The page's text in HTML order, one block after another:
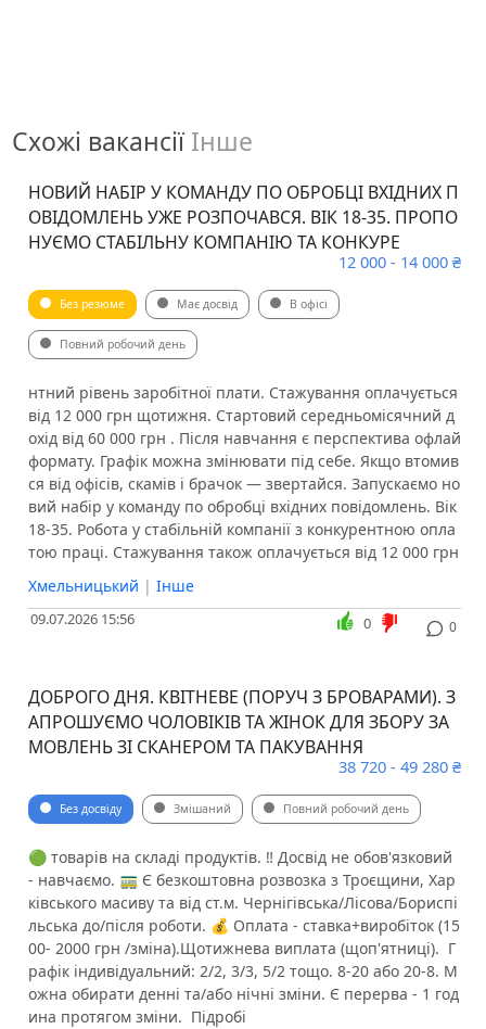
Схожі вакансії Інше
НОВИЙ НАБІР У КОМАНДУ ПО ОБРОБЦІ ВХІДНИХ П
ОВІДОМЛЕНЬ УЖЕ РОЗПОЧАВСЯ. ВІК 18-35. ПРОПО
НУЄМО СТАБІЛЬНУ КОМПАНІЮ ТА КОНКУРЕ
12 000 - 14 000 ₴
Без резюме Має досвід В офісі
Повний робочий день
нтний рівень заробітної плати. Стажування оплачується
від 12 000 грн щотижня. Стартовий середньомісячний д
охід від 60 000 грн . Після навчання є перспектива офлай
формату. Графік можна змінювати під себе. Якщо втомив
ся від офісів, скамів і брачок — звертайся. Запускаємо но
вий набір у команду по обробці вхідних повідомлень. Вік
18-35. Робота у стабільній компанії з конкурентною опла
тою праці. Стажування також оплачується від 12 000 грн
Хмельницький | Інше
09.07.2026 15:56 0
0
ДОБРОГО ДНЯ. КВІТНЕВЕ (ПОРУЧ З БРОВАРАМИ). З
АПРОШУЄМО ЧОЛОВІКІВ ТА ЖІНОК ДЛЯ ЗБОРУ ЗА
МОВЛЕНЬ ЗІ СКАНЕРОМ ТА ПАКУВАННЯ
38 720 - 49 280 ₴
Без досвіду Змішаний Повний робочий день
🟢 товарів на складі продуктів. ‼️ Досвід не обов'язковий
- навчаємо. 🚃 Є безкоштовна розвозка з Троєщини, Хар
ківського масиву та від ст.м. Чернігівська/Лісова/Бориспі
льська до/після роботи. 💰 Оплата - ставка+виробіток (15
00- 2000 грн /зміна).Щотижнева виплата (щоп'ятниці). ️ Г
рафік індивідуальний: 2/2, 3/3, 5/2 тощо. 8-20 або 20-8. М
ожна обирати денні та/або нічні зміни. Є перерва - 1 год
ина протягом зміни. ️ Підробі